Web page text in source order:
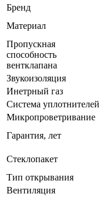
Бренд
Материал
Пропускная
способность
вентклапана
Звукоизоляция
Инетрный газ
Система уплотнителей
Микропроветривание
Гарантия, лет
Стеклопакет
Тип открывания
Вентиляция